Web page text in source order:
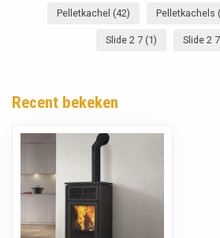
Pelletkachel (42) Pelletkachels
Slide 2 7 (1) Slide 2
Recent bekeken